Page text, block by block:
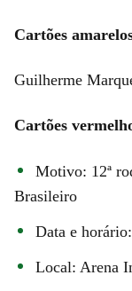
Cartões
Guilherme
Cartões
Motivo: 12ª
Brasileiro
Data e
Local: Arena